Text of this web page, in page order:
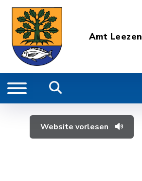
Amt Leezen
Website vorlesen